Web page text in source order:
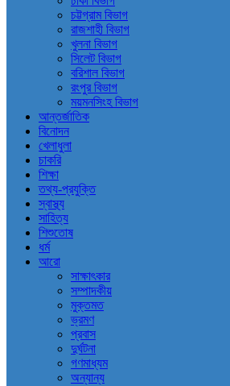
চট্টগ্রাম বিভাগ
রাজশাহী বিভাগ
খুলনা বিভাগ
সিলেট বিভাগ
বরিশাল বিভাগ
রংপুর বিভাগ
ময়মনসিংহ বিভাগ
আন্তর্জাতিক
বিনোদন
খেলাধুলা
চাকরি
শিক্ষা
তথ্য-প্রযুক্তি
স্বাস্থ্য
সাহিত্য
শিশুতোষ
ধর্ম
আরো
সাক্ষাৎকার
সম্পাদকীয়
মুক্তমত
ভ্রমণ
প্রবাস
দুর্ঘটনা
গণমাধ্যম
অন্যান্য